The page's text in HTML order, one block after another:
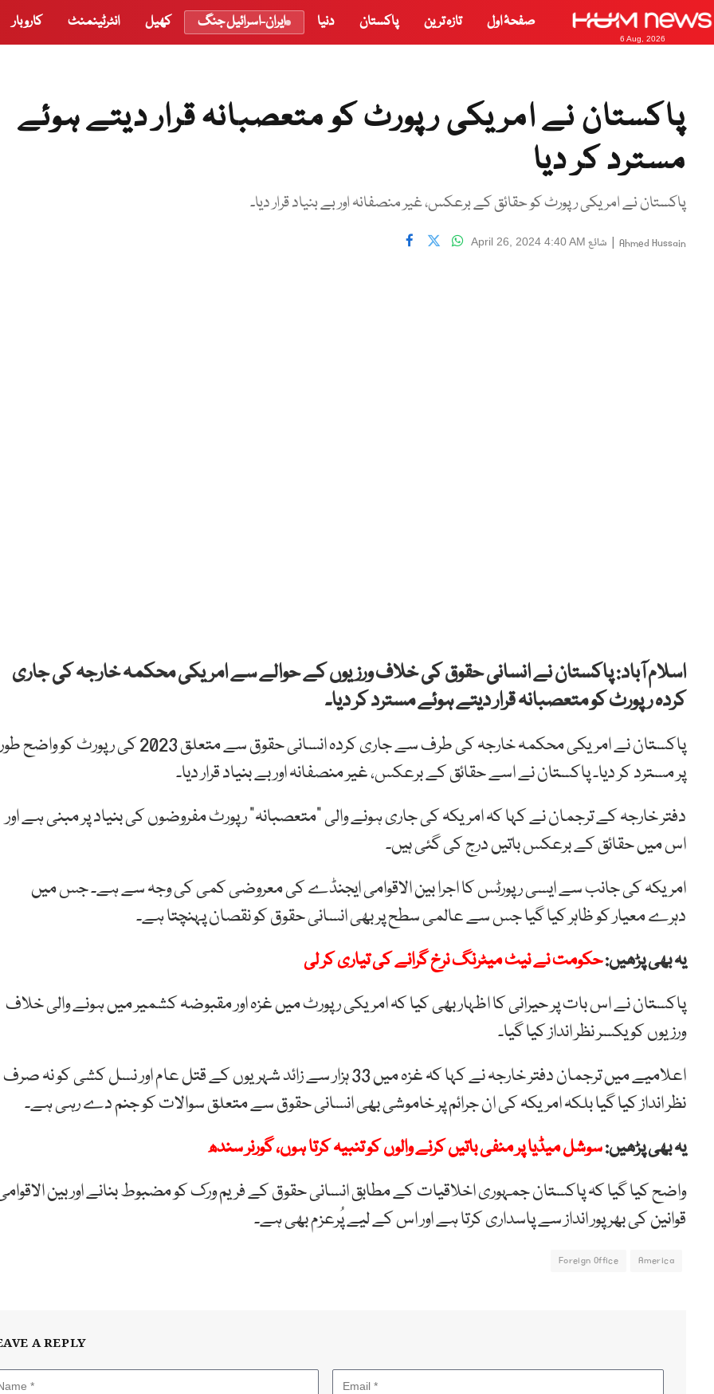
6 Aug, 2026
صفحۂ اول تازہ ترین پاکستان دنیا ایران-اسرائیل جنگ کھیل انٹرٹینمنٹ کاروبار
پاکستان نے امریکی رپورٹ کو متعصبانہ قرار دیتے ہوئے
مسترد کر دیا
پاکستان نے امریکی رپورٹ کو حقائق کے برعکس، غیر منصفانہ اور بے بنیاد قرار دیا۔
Ahmed Hussain
| شائع April 26, 2024 4:40 AM
اسلام آباد: پاکستان نے انسانی حقوق کی خلاف ورزیوں کے حوالے سے امریکی محکمہ خارجہ کی جاری
کردہ رپورٹ کو متعصبانہ قرار دیتے ہوئے مسترد کر دیا۔
پاکستان نے امریکی محکمہ خارجہ کی طرف سے جاری کردہ انسانی حقوق سے متعلق 2023 کی رپورٹ کو واضح طور
پر مسترد کر دیا۔ پاکستان نے اسے حقائق کے برعکس، غیر منصفانہ اور بے بنیاد قرار دیا۔
دفتر خارجہ کے ترجمان نے کہا کہ امریکہ کی جاری ہونے والی “متعصبانہ” رپورٹ مفروضوں کی بنیاد پر مبنی ہے اور
اس میں حقائق کے برعکس باتیں درج کی گئی ہیں۔
امریکہ کی جانب سے ایسی رپورٹس کا اجرا بین الاقوامی ایجنڈے کی معروضی کمی کی وجہ سے ہے۔ جس میں
دہرے معیار کو ظاہر کیا گیا جس سے عالمی سطح پر بھی انسانی حقوق کو نقصان پہنچتا ہے۔
یہ بھی پڑھیں:حکومت نے نیٹ میٹرنگ نرخ گرانے کی تیاری کر لی
پاکستان نے اس بات پر حیرانی کا اظہار بھی کیا کہ امریکی رپورٹ میں غزہ اور مقبوضہ کشمیر میں ہونے والی خلاف
ورزیوں کو یکسر نظر انداز کیا گیا۔
اعلامیے میں ترجمان دفتر خارجہ نے کہا کہ غزہ میں 33 ہزار سے زائد شہریوں کے قتل عام اور نسل کشی کو نہ صرف
نظر انداز کیا گیا بلکہ امریکہ کی ان جرائم پر خاموشی بھی انسانی حقوق سے متعلق سوالات کو جنم دے رہی ہے۔
یہ بھی پڑھیں:سوشل میڈیا پر منفی باتیں کرنے والوں کو تنبیہ کرتا ہوں، گورنر سندھ
واضح کیا گیا کہ پاکستان جمہوری اخلاقیات کے مطابق انسانی حقوق کے فریم ورک کو مضبوط بنانے اور بین
قوانین کی بھرپور انداز سے پاسداری کرتا ہے اور اس کے لیے پُرعزم بھی ہے۔
America
Foreign Office
A REPLY